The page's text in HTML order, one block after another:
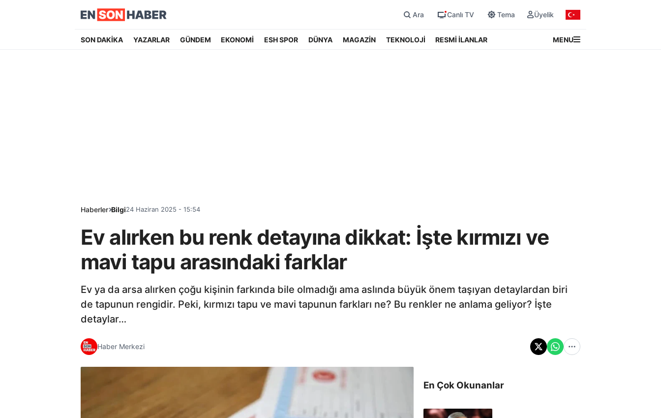
Ara Canlı TV Tema Üyelik
SON DAKİKA YAZARLAR GÜNDEM EKONOMİ ESH SPOR DÜNYA MAGAZİN TEKNOLOJİ RESMİ İLANLAR MENU
Haberler Bilgi24 Haziran 2025 - 15:54
Ev alırken bu renk detayına dikkat: İşte kırmızı ve
mavi tapu arasındaki farklar
Ev ya da arsa alırken çoğu kişinin farkında bile olmadığı ama aslında büyük önem taşıyan detaylardan biri
de tapunun rengidir. Peki, kırmızı tapu ve mavi tapunun farkları ne? Bu renkler ne anlama geliyor? İşte
detaylar…
Haber Merkezi
En Çok Okunanlar